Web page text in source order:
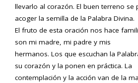
llevarlo al corazón. El buen terreno se
acoger la semilla de la Palabra Divina.
El fruto de esta oración nos hace
son mi madre, mi padre y mis
hermanos. Los que escuchan la
su corazón y la ponen en práctica. La
contemplación y la acción van de la